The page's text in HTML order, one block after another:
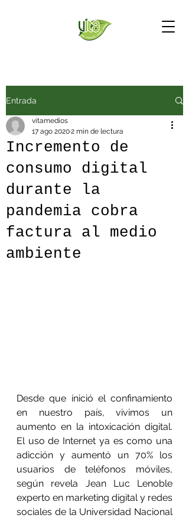
Entrada
Incremento de
consumo digital
durante la
pandemia cobra
factura al medio
ambiente
vitamedios
17 ago 20202 min de lectura
Desde que inició el confinamiento
en nuestro país, vivimos un
aumento en la intoxicación digital.
El uso de Internet ya es como una
adicción y aumentó un 70% los
usuarios de teléfonos móviles,
según revela Jean Luc Lenoble
experto en marketing digital y redes
sociales de la Universidad Nacional